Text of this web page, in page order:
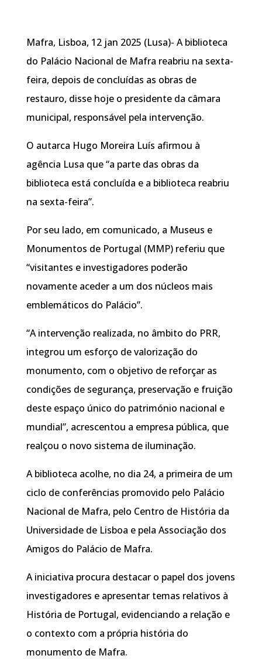
Mafra, Lisboa, 12 jan 2025 (Lusa)- A biblioteca
do Palácio Nacional de Mafra reabriu na sexta-
feira, depois de concluídas as obras de
restauro, disse hoje o presidente da câmara
municipal, responsável pela intervenção.
O autarca Hugo Moreira Luís afirmou à
agência Lusa que “a parte das obras da
biblioteca está concluída e a biblioteca reabriu
na sexta-feira”.
Por seu lado, em comunicado, a Museus e
Monumentos de Portugal (MMP) referiu que
“visitantes e investigadores poderão
novamente aceder a um dos núcleos mais
emblemáticos do Palácio”.
“A intervenção realizada, no âmbito do PRR,
integrou um esforço de valorização do
monumento, com o objetivo de reforçar as
condições de segurança, preservação e fruição
deste espaço único do património nacional e
mundial”, acrescentou a empresa pública, que
realçou o novo sistema de iluminação.
A biblioteca acolhe, no dia 24, a primeira de um
ciclo de conferências promovido pelo Palácio
Nacional de Mafra, pelo Centro de História da
Universidade de Lisboa e pela Associação dos
Amigos do Palácio de Mafra.
A iniciativa procura destacar o papel dos jovens
investigadores e apresentar temas relativos à
História de Portugal, evidenciando a relação e
o contexto com a própria história do
monumento de Mafra.